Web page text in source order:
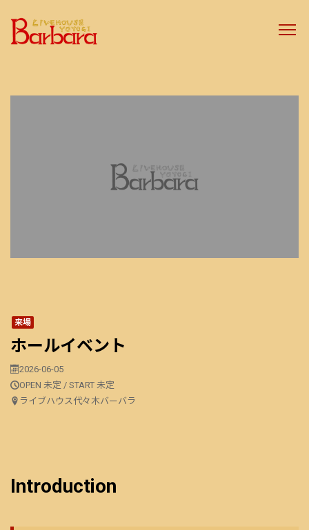
来場
ホールイベント
2026-06-05
OPEN 未定 / START 未定
ライブハウス代々木バーバラ
Introduction